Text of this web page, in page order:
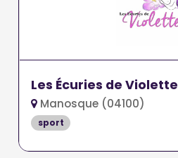
Les Écuries de Violette
Manosque (04100)
sport